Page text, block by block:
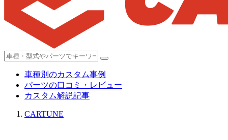
車種別のカスタム事例
パーツの口コミ・レビュー
カスタム解説記事
CARTUNE